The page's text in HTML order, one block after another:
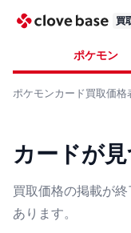
買
ポケモン
ポケモンカード買取価格
カードが
買取価格の掲載が
あります。